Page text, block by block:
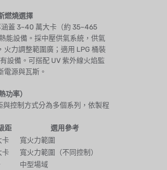
燃燒選擇
蓋 3~40 萬大卡（約 35~465
能設備。採中壓供氣系統，供氣
力調整範圍廣；適用 LPG 桶裝
設備。可搭配 UV 紫外線火焰監
電源與瓦斯。
率）
控制方式分為多個系列，依製程
距
選用參考
卡
寬火力範圍
卡
寬火力範圍（不同控制）
中型場域